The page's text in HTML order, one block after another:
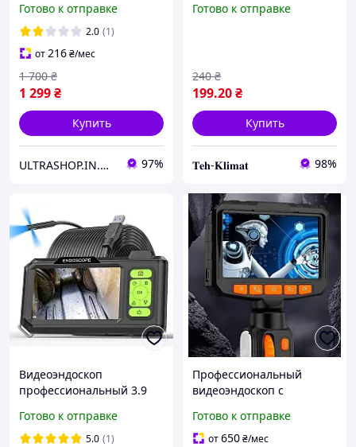
Camera Original 360° 960p
(id23)
Готово к отправке
2.0 (1)
от216₴/мес
1 299₴
1 700 ₴
Купить
ULTRASHOP.IN.UA 🛒 Интернет-магазин трендовых гаджетов 97%
pointer md4030 для
Готово к отправке
199.20₴
240 ₴
Купить
𝐓𝐞𝐡-𝐊𝐥𝐢𝐦𝐚𝐭 98%
Видеоэндоскоп
профессиональный 3.9
Готово к отправке
5.0 (1)
Профессиональный
видеоэндоскоп с
диаметр 6 мм,длина 1 м,
4,3 дюймов IPS экран,
Готово к отправке
от650₴/мес